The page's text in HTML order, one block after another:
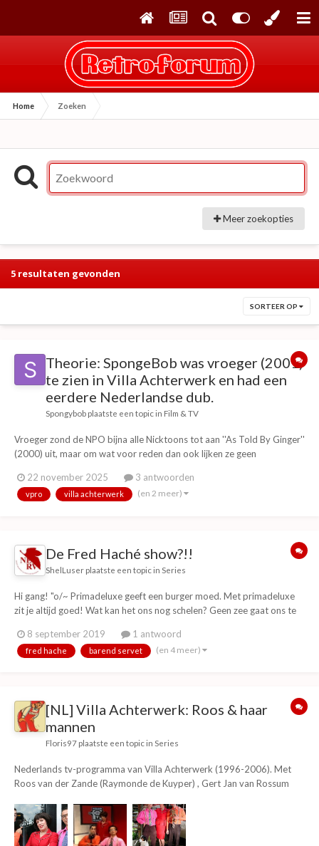
Home Zoeken
Meer zoekopties
5 resultaten gevonden
SORTEER OP
Theorie: SpongeBob was vroeger (2001)
te zien in Villa Achterwerk en had een
eerdere Nederlandse dub.
Spongybob plaatste een topic in Film & TV
Vroeger zond de NPO bijna alle Nicktoons tot aan ''As Told By Ginger''
(2000) uit, maar om wat voor reden dan ook lijken ze geen
juist wel uitgezonden in 2001, maar is alle informatie rond die
uitzendingen gewoon verloren gegaan....
22 november 2025 3 antwoorden
vpro villa achterwerk (en 2 meer)
De Fred Haché show?!!
ShelLuser plaatste een topic in Series
Hi gang! "o/~ Primadeluxe geeft een burger moed. Met primadeluxe
zit je altijd goed! Wat kan het ons nog schelen? Geen zee gaat ons te
Touw als Fred Haché, Ijf Blokker als Barend Servet in een persiflage
van...
8 september 2019 1 antwoord
fred hache barend servet (en 4 meer)
[NL] Villa Achterwerk: Roos & haar
mannen
Floris97 plaatste een topic in Series
Nederlands tv-programma van Villa Achterwerk (1996-2006). Met
Roos van der Zande (Raymonde de Kuyper) , Gert Jan van Rossum
teddybeer Pluis. Verder werd de serie gekenmerkt door (onnodig)
veel geweld (de vele klappen die Roos aan van Oo...